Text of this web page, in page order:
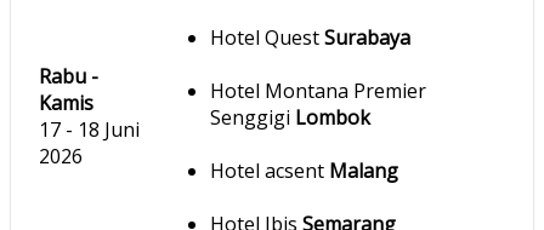
Hotel QuestSurabaya
Hotel Montana Premier
Senggigi Lombok
Hotel acsent Malang
Hotel Ibis Semarang
Rabu -
Kamis
17 - 18 Juni
2026